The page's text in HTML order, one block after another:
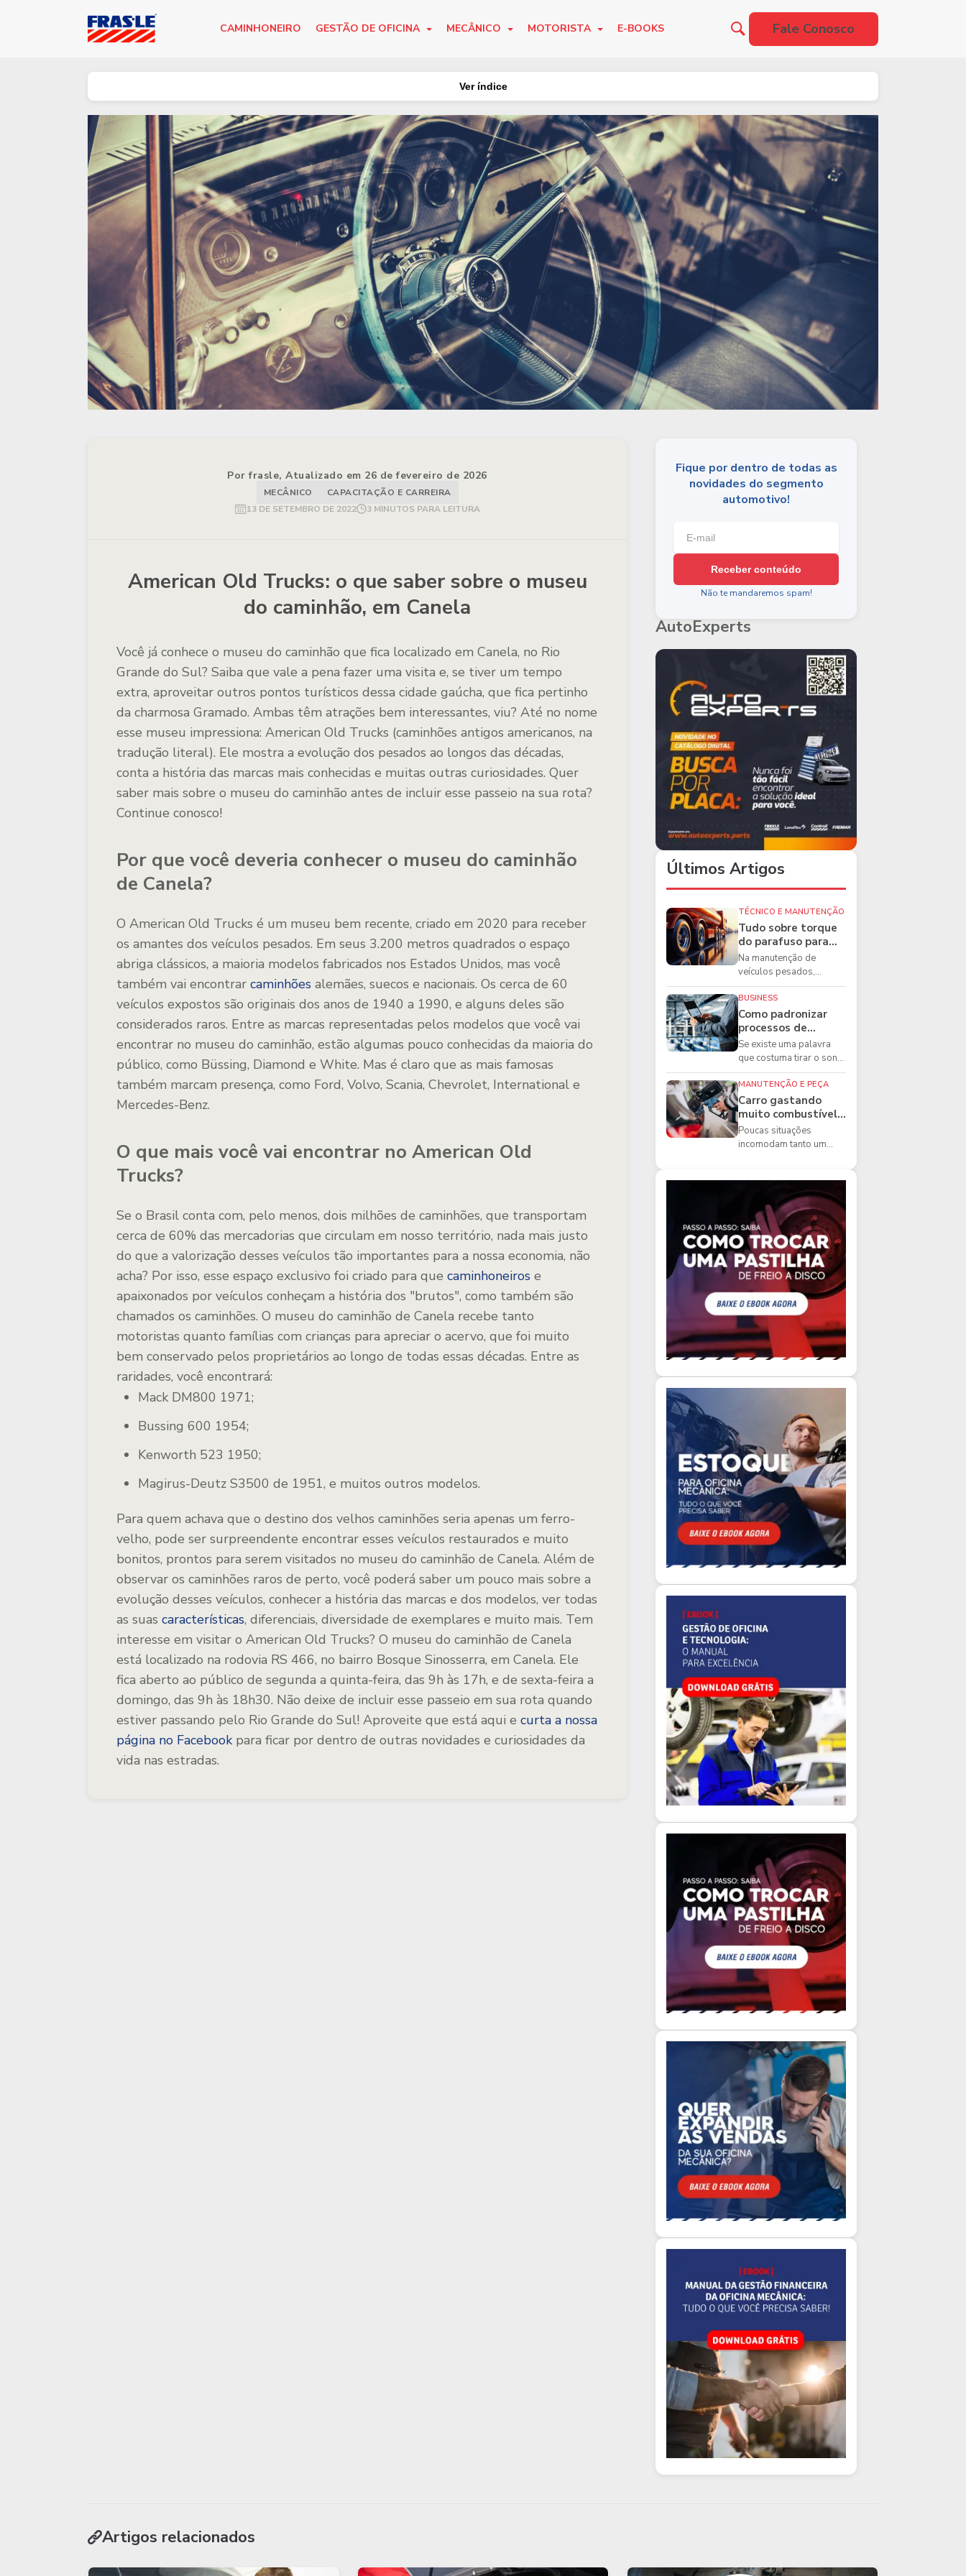
CAMINHONEIRO GESTÃO DE OFICINA MECÂNICO MOTORISTA E-BOOKS Fale Conosco
Ver índice
Por frasle, Atualizado em 26 de fevereiro de 2026
MECÂNICO
CAPACITAÇÃO E CARREIRA
13 DE SETEMBRO DE 2022
3 MINUTOS PARA LEITURA
American Old Trucks: o que saber sobre o museu
do caminhão, em Canela
Você já conhece o museu do caminhão que fica localizado em Canela, no Rio
Grande do Sul? Saiba que vale a pena fazer uma visita e, se tiver um tempo
extra, aproveitar outros pontos turísticos dessa cidade gaúcha, que fica pertinho
da charmosa Gramado. Ambas têm atrações bem interessantes, viu? Até no nome
esse museu impressiona: American Old Trucks (caminhões antigos americanos, na
tradução literal). Ele mostra a evolução dos pesados ao longos das décadas,
conta a história das marcas mais conhecidas e muitas outras curiosidades. Quer
saber mais sobre o museu do caminhão antes de incluir esse passeio na sua rota?
Continue conosco!
Por que você deveria conhecer o museu do caminhão
de Canela?
O American Old Trucks é um museu bem recente, criado em 2020 para receber
os amantes dos veículos pesados. Em seus 3.200 metros quadrados o espaço
abriga clássicos, a maioria modelos fabricados nos Estados Unidos, mas você
também vai encontrar caminhões alemães, suecos e nacionais. Os cerca de 60
veículos expostos são originais dos anos de 1940 a 1990, e alguns deles são
considerados raros. Entre as marcas representadas pelos modelos que você vai
encontrar no museu do caminhão, estão algumas pouco conhecidas da maioria do
público, como Büssing, Diamond e White. Mas é claro que as mais famosas
também marcam presença, como Ford, Volvo, Scania, Chevrolet, International e
Mercedes-Benz.
O que mais você vai encontrar no American Old
Trucks?
Se o Brasil conta com, pelo menos, dois milhões de caminhões, que transportam
cerca de 60% das mercadorias que circulam em nosso território, nada mais justo
do que a valorização desses veículos tão importantes para a nossa economia, não
acha? Por isso, esse espaço exclusivo foi criado para que caminhoneiros e
apaixonados por veículos conheçam a história dos "brutos", como também são
chamados os caminhões. O museu do caminhão de Canela recebe tanto
motoristas quanto famílias com crianças para apreciar o acervo, que foi muito
bem conservado pelos proprietários ao longo de todas essas décadas. Entre as
raridades, você encontrará:
Mack DM800 1971;
Bussing 600 1954;
Kenworth 523 1950;
Magirus-Deutz S3500 de 1951, e muitos outros modelos.
Para quem achava que o destino dos velhos caminhões seria apenas um ferro-
velho, pode ser surpreendente encontrar esses veículos restaurados e muito
bonitos, prontos para serem visitados no museu do caminhão de Canela. Além de
observar os caminhões raros de perto, você poderá saber um pouco mais sobre a
evolução desses veículos, conhecer a história das marcas e dos modelos, ver todas
as suas características, diferenciais, diversidade de exemplares e muito mais. Tem
interesse em visitar o American Old Trucks? O museu do caminhão de Canela
está localizado na rodovia RS 466, no bairro Bosque Sinosserra, em Canela. Ele
fica aberto ao público de segunda a quinta-feira, das 9h às 17h, e de sexta-feira a
domingo, das 9h às 18h30. Não deixe de incluir esse passeio em sua rota quando
estiver passando pelo Rio Grande do Sul! Aproveite que está aqui e curta a nossa
página no Facebook para ficar por dentro de outras novidades e curiosidades da
vida nas estradas.
Fique por dentro de todas as
novidades do segmento
automotivo!
Receber conteúdo
Não te mandaremos spam!
AutoExperts
Últimos Artigos
TÉCNICO E MANUTENÇÃO
Tudo sobre torque
do parafuso para
caminhões e as
boas práticas que
todo mecânico
precisa conhecer
Na manutenção de
veículos pesados,
existem ferramentas que
fazem diferença direta na
segurança e na ...
BUSINESS
Como padronizar
processos de
manutenção de
frota na oficina
Se existe uma palavra
que costuma tirar o sono
dos gestores de
manutenção, ela é a
imprevisibilidade...
MANUTENÇÃO E PEÇA
Carro gastando
muito combustível:
5 motivos que
podem aumentar o
Poucas situações
incomodam tanto um
acabando mais r...
Artigos relacionados